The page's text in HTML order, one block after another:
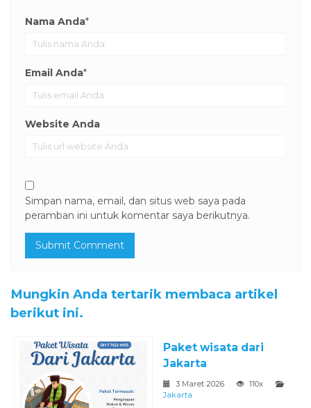
Nama Anda*
Email Anda*
Website Anda
Simpan nama, email, dan situs web saya pada
peramban ini untuk komentar saya berikutnya.
Mungkin Anda tertarik membaca artikel
berikut ini.
Paket wisata dari
Jakarta
3 Maret 2026
110x
Jakarta